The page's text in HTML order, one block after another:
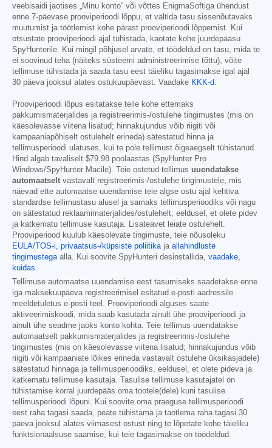
veebisaidi jaotises „Minu konto“ või võttes EnigmaSoftiga ühendust
enne 7-päevase prooviperioodi lõppu, et vältida tasu sissenõutavaks
muutumist ja töötlemist kohe pärast prooviperioodi lõppemist. Kui
otsustate prooviperioodi ajal tühistada, kaotate kohe juurdepääsu
SpyHunterile. Kui mingil põhjusel arvate, et töödeldud on tasu, mida te
ei soovinud teha (näiteks süsteemi administreerimise tõttu), võite
tellimuse tühistada ja saada tasu eest täieliku tagasimakse igal ajal
30 päeva jooksul alates ostukuupäevast. Vaadake KKK-d.
Prooviperioodi lõpus esitatakse teile kohe ettemaks
pakkumismaterjalides ja registreerimis-/ostulehe tingimustes (mis on
käesolevasse viitena lisatud; hinnakujundus võib riigiti või
kampaaniapõhiselt ostulehelt erineda) sätestatud hinna ja
tellimusperioodi ulatuses, kui te pole tellimust õigeaegselt tühistanud.
Hind algab tavaliselt $79.98 poolaastas (SpyHunter Pro
Windows/SpyHunter Macile). Teie ostetud tellimus uuendatakse
automaatselt vastavalt registreerimis-/ostulehe tingimustele, mis
näevad ette automaatse uuendamise teie algse ostu ajal kehtiva
standardse tellimustasu alusel ja samaks tellimusperioodiks või nagu
on sätestatud reklaamimaterjalides/ostulehelt, eeldusel, et olete pidev
ja katkematu tellimuse kasutaja. Lisateavet leiate ostulehelt.
Prooviperiood kuulub käesolevate tingimuste, teie nõusoleku
EULA/TOS-i, privaatsus-/küpsiste poliitikaja allahindluste
tingimustegaalla. Kui soovite SpyHunteri desinstallida, vaadake,
kuidas.
Tellimuse automaatse uuendamise eest tasumiseks saadetakse enne
iga maksekuupäeva registreerimisel esitatud e-posti aadressile
meeldetuletus e-posti teel. Prooviperioodi alguses saate
aktiveerimiskoodi, mida saab kasutada ainult ühe prooviperioodi ja
ainult ühe seadme jaoks konto kohta. Teie tellimus uuendatakse
automaatselt pakkumismaterjalides ja registreerimis-/ostulehe
tingimustes (mis on käesolevasse viitena lisatud; hinnakujundus võib
riigiti või kampaaniate lõikes erineda vastavalt ostulehe üksikasjadele)
sätestatud hinnaga ja tellimusperioodiks, eeldusel, et olete pideva ja
katkematu tellimuse kasutaja. Tasulise tellimuse kasutajatel on
tühistamise korral juurdepääs oma tootele(dele) kuni tasulise
tellimusperioodi lõpuni. Kui soovite oma praeguse tellimusperioodi
eest raha tagasi saada, peate tühistama ja taotlema raha tagasi 30
päeva jooksul alates viimasest ostust ning te lõpetate kohe täieliku
funktsionaalsuse saamise, kui teie tagasimakse on töödeldud.